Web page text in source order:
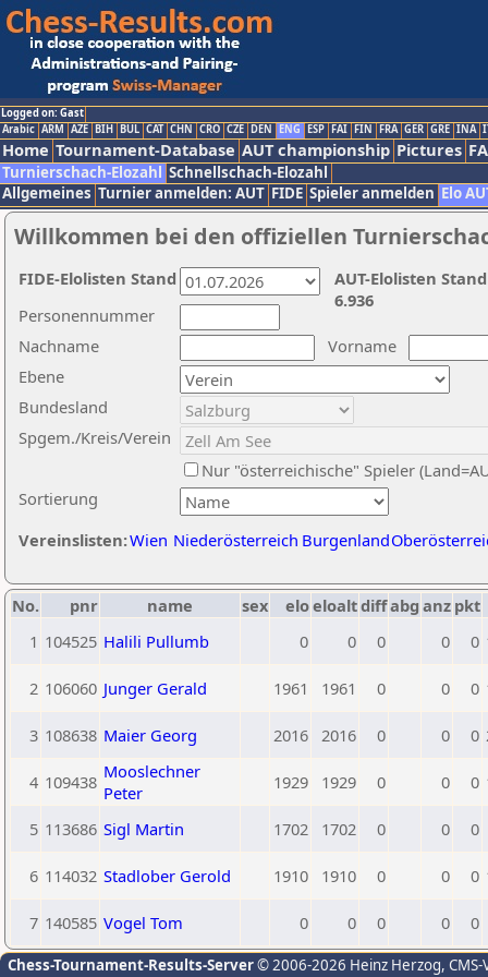
Logged on: Gast
Arabic ARM AZE BIH BUL CAT CHN CRO CZE DEN ENG ESP FAI FIN FRA GER GRE INA
Home Tournament-Database AUT championship Pictures
Turnierschach-Elozahl Schnellschach-Elozahl
Allgemeines Turnier anmelden: AUT FIDE Spieler anmelden Elo
Willkommen bei den offiziellen
Nachname
Vorname
Ebene
Sortierung
Personennummer
Bundesland
Spgem./Kreis/Verein
Nur "österreichische" Spieler
Vereinslisten:Wien Niederösterreich Burgenland
AUT-Elolisten
6.936
FIDE-Elolisten Stand
No. pnr name sex eloeloaltdiffabg anz pkt
1 104525 Halili Pullumb 0 0 0 0 0
2 106060 Junger Gerald 1961 1961 0 0 0
3 108638 Maier Georg 2016 2016 0 0 0
4 109438 Mooslechner
Peter
1929 1929 0 0 0
5 113686 Sigl Martin 1702 1702 0 0 0
6 114032 Stadlober Gerold 1910 1910 0 0 0
7 140585 Vogel Tom 0 0 0 0 0
Chess-Tournament-Results-Server© 2006-2026 Heinz Herzog,